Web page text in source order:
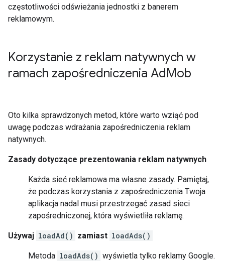
częstotliwości odświeżania jednostki z banerem
reklamowym.
Korzystanie z reklam natywnych w
ramach zapośredniczenia AdMob
Oto kilka sprawdzonych metod, które warto wziąć pod
uwagę podczas wdrażania zapośredniczenia reklam
natywnych.
Zasady dotyczące prezentowania reklam natywnych
Każda sieć reklamowa ma własne zasady. Pamiętaj,
że podczas korzystania z zapośredniczenia Twoja
aplikacja nadal musi przestrzegać zasad sieci
zapośredniczonej, która wyświetliła reklamę.
Używaj loadAd() zamiast loadAds()
Metoda loadAds() wyświetla tylko reklamy Google.